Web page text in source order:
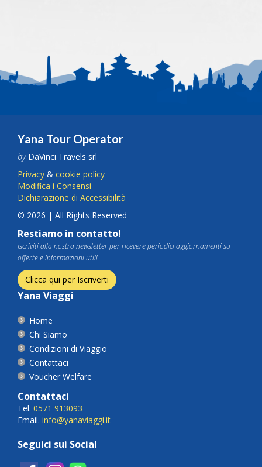
Yana Tour Operator
byDaVinci Travels srl
Privacy & cookie policy
Modifica i Consensi
Dichiarazione di Accessibilità
© 2026 | All Rights Reserved
Restiamo in contatto!
Iscriviti alla nostra newsletter per ricevere periodici aggiornamenti su
offerte e informazioni utili.
Clicca qui per Iscriverti
Yana Viaggi
Home
Chi Siamo
Condizioni di Viaggio
Contattaci
Voucher Welfare
Contattaci
Tel. 0571 913093
Email. info@yanaviaggi.it
Seguici sui Social